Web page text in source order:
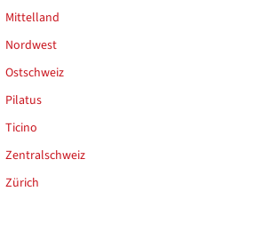
Mittelland
Nordwest
Ostschweiz
Pilatus
Ticino
Zentralschweiz
Zürich